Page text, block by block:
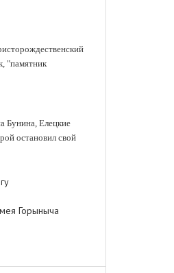
"памятник
Бунина, Елецкие
остановил свой
Горыныча